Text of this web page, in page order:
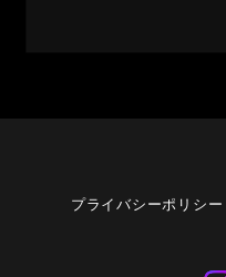
プライバシーポリシー